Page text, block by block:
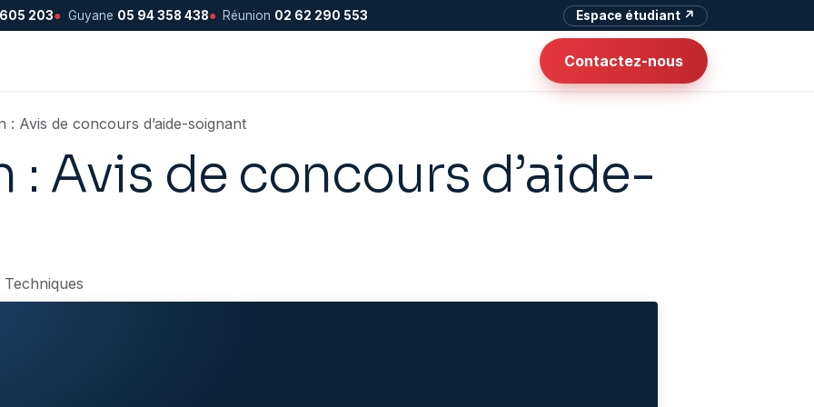
203● Guyane 05 94 358 438● Réunion 02 62 290 553 Espace étudiant ↗
Contactez-nous
: Avis de concours d’aide-soignant
: Avis de concours d’aide-